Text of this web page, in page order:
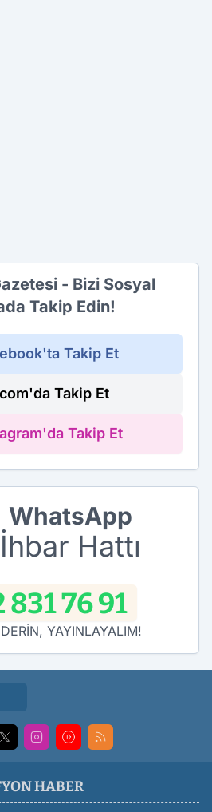
- Bizi Sosyal
Takip Edin!
Takip Et
Takip Et
Takip Et
WhatsApp
İhbar Hattı
76 91
YAYINLAYALIM!
HABER